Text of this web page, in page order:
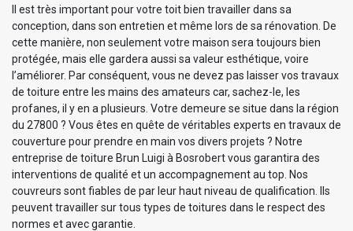
Il est très important pour votre toit bien travailler dans sa
conception, dans son entretien et même lors de sa rénovation. De
cette manière, non seulement votre maison sera toujours bien
protégée, mais elle gardera aussi sa valeur esthétique, voire
l’améliorer. Par conséquent, vous ne devez pas laisser vos travaux
de toiture entre les mains des amateurs car, sachez-le, les
profanes, il y en a plusieurs. Votre demeure se situe dans la région
du 27800 ? Vous êtes en quête de véritables experts en travaux de
couverture pour prendre en main vos divers projets ? Notre
entreprise de toiture Brun Luigi à Bosrobert vous garantira des
interventions de qualité et un accompagnement au top. Nos
couvreurs sont fiables de par leur haut niveau de qualification. Ils
peuvent travailler sur tous types de toitures dans le respect des
normes et avec garantie.